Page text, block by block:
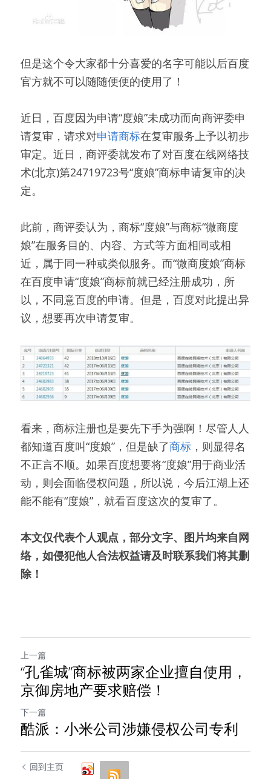
但是这个令大家都十分喜爱的名字可能以后百度
官方就不可以随随便便的使用了！
近日，百度因为申请“度娘”未成功而向商评委申
请复审，请求对申请商标在复审服务上予以初步
审定。近日，商评委就发布了对百度在线网络技
术(北京)第24719723号“度娘”商标申请复审的决
定。
此前，商评委认为，商标“度娘”与商标“微商度
娘”在服务目的、内容、方式等方面相同或相
近，属于同一种或类似服务。而“微商度娘”商标
在百度申请“度娘”商标前就已经注册成功，所
以，不同意百度的申请。但是，百度对此提出异
议，想要再次申请复审。
看来，商标注册也是要先下手为强啊！尽管人人
都知道百度叫“度娘”，但是缺了商标 ，则显得名
不正言不顺。如果百度想要将“度娘”用于商业活
动，则会面临侵权问题，所以说，今后江湖上还
能不能有“度娘”，就看百度这次的复审了。
本文仅代表个人观点，部分文字、图片均来自网
络，如侵犯他人合法权益请及时联系我们将其删
除！
上一篇
“孔雀城”商标被两家企业擅自使用，
京御房地产要求赔偿！
下一篇
酷派：小米公司涉嫌侵权公司专利
回到主页